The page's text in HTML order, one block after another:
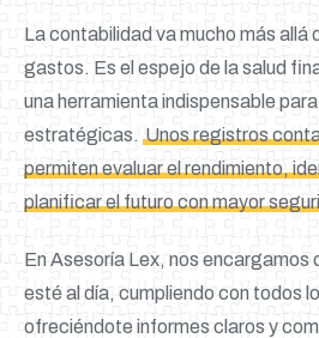
La contabilidad va mucho más allá
gastos. Es el espejo de la salud
una herramienta indispensable
estratégicas. Unos registros
permiten evaluar el rendimiento,
planificar el futuro con mayor
En Asesoría Lex, nos encargamos
esté al día, cumpliendo con todos
ofreciéndote informes claros y